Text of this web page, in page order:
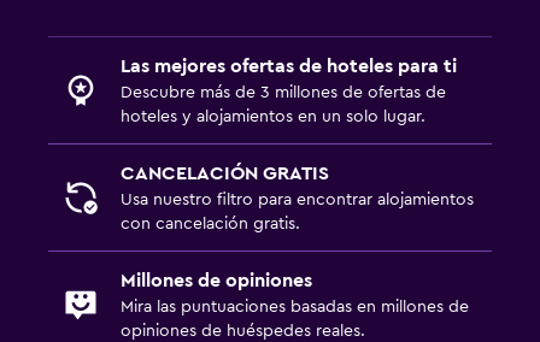
Las mejores ofertas de hoteles para ti
Descubre más de 3 millones de ofertas de
hoteles y alojamientos en un solo lugar.
CANCELACIÓN GRATIS
Usa nuestro filtro para encontrar alojamientos
con cancelación gratis.
Millones de opiniones
Mira las puntuaciones basadas en millones de
opiniones de huéspedes reales.